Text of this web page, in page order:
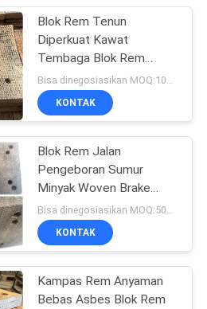
Bebas
Blok Rem Tenun
Diperkuat Kawat
Tembaga Blok Rem
Kawat Kuningan
Pengeboran Sumur
Minyak
Bisa dinegosiasikan MOQ:100 pcs
KONTAK
Blok Rem Jalan
Pengeboran Sumur
Minyak Woven Brake
Linings Untuk Mesin Bor
KONTAK
Kampas Rem Anyaman
Bebas Asbes Blok Rem